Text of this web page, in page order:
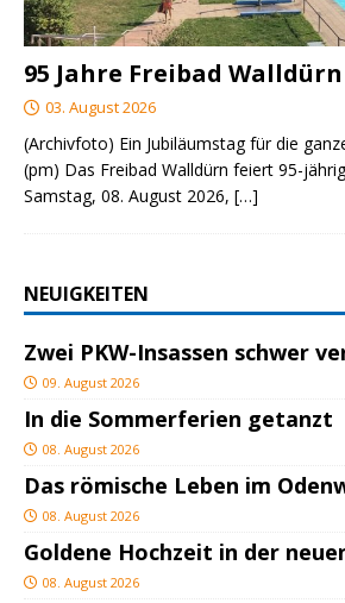
95 Jahre Freibad Walldürn
03. August 2026
(Archivfoto) Ein Jubiläumstag für die
(pm) Das Freibad Walldürn feiert 95-
Samstag, 08. August 2026, […]
NEUIGKEITEN
Zwei PKW-Insassen schwer
09. August 2026
In die Sommerferien getanzt
08. August 2026
Das römische Leben im
08. August 2026
Goldene Hochzeit in der
08. August 2026